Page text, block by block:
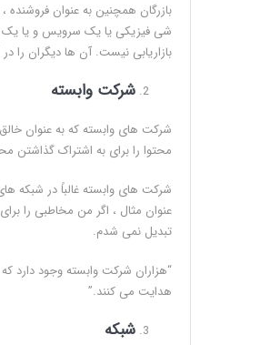
بازرگان همچنین به عنوان
شی فیزیکی یا یک سرویس و یا یک
بازاریابی نیست. آن ها دیگران را
شرکت وابسته
شرکت های وابسته که به عنوان
محتوا را برای به اشتراک گذاشتن
شرکت های وابسته غالباً در شبکه
عنوان مثال ، اگر من مخاطبی را
تبدیل نمی شدم.
“هزاران شرکت وابسته وجود دارد
هدایت می کنند.”
شبکه